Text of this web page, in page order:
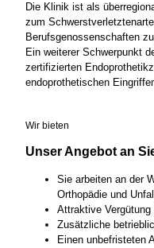
Die Klinik ist als
zum
Berufsgenossenschaften
Ein weiterer Schwerpunkt
zertifizierten
endoprothetischen
Wir bieten
Unser Angebot an
Sie arbeiten an der
Orthopädie und
Attraktive
Zusätzliche
Einen unbefristeten